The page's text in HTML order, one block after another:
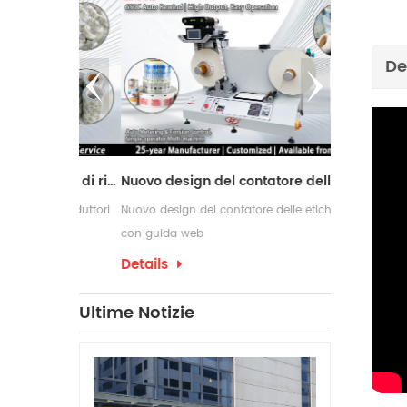
Nuovo design del contatore delle etichette con guida web
Nuovo design del contatore delle etichette
con guida web
Details
Ultime Notizie